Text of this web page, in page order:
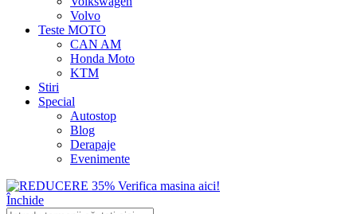
Volvo
Teste MOTO
CAN AM
Honda Moto
KTM
Stiri
Special
Autostop
Blog
Derapaje
Evenimente
Închide